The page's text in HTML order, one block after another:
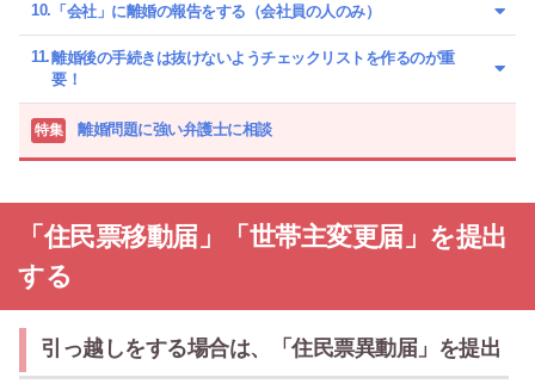
「会社」に離婚の報告をする（会社員の人のみ）
離婚後の手続きは抜けないようチェックリストを作るのが重
要！
特集 離婚問題に強い弁護士に相談
「住民票移動届」「世帯主変更届」を提出
する
引っ越しをする場合は、「住民票異動届」を提出